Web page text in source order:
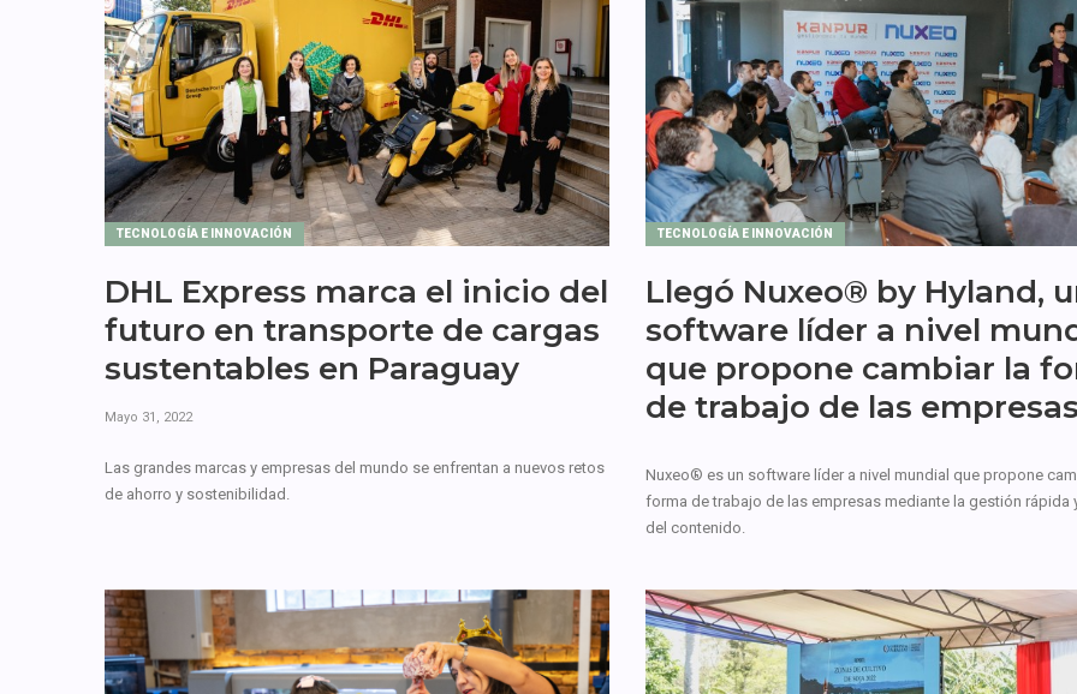
TECNOLOGÍA E INNOVACIÓN
DHL Express marca el inicio del
futuro en transporte de cargas
sustentables en Paraguay
Mayo 31, 2022
Las grandes marcas y empresas del mundo se enfrentan a nuevos retos
de ahorro y sostenibilidad.
TECNOLOGÍA E INNOVACIÓN
Llegó Nuxeo® by Hyland,
software líder a nivel
que propone cambiar la
de trabajo de las
Nuxeo® es un software líder a nivel mundial que propone
forma de trabajo de las empresas mediante la gestión rápida
del contenido.